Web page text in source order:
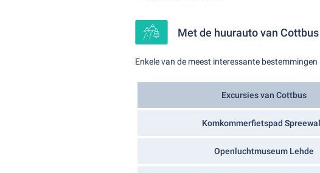
Met de huurauto van
Enkele van de meest interessante
Excursies van Cottbus
Komkommerfietspad
Openluchtmuseum Lehde